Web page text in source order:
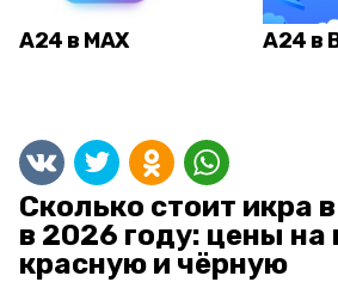
А24 в MAX А24 в
Сколько стоит икра
в 2026 году: цены
красную и чёрную